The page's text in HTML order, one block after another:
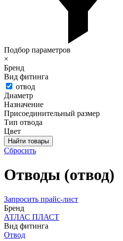
Отводы (отвод)
Запросить прайс-лист
Бренд
АТЛАС ПЛАСТ
Вид фитинга
Отвод
Подбор параметров
×
Бренд
Вид фитинга
отвод
Диаметр
Назначение
Присоединительный размер
Тип отвода
Цвет
Сбросить